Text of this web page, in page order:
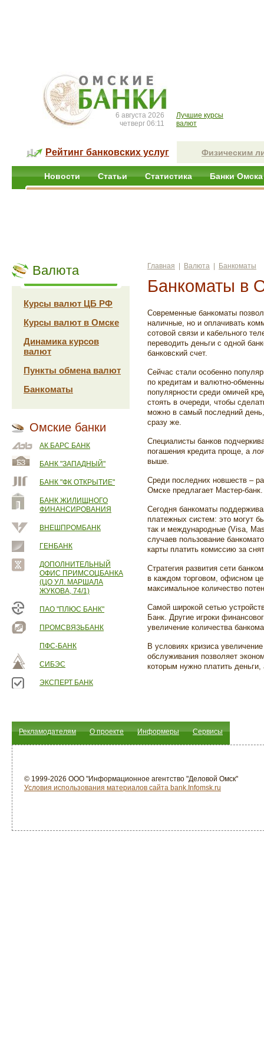
6 августа 2026
четверг 06:11
Лучшие курсы
валют
Рейтинг банковских услуг Физическим
Новости Статьи Статистика Банки Омска
Валюта
Курсы валют ЦБ РФ
Курсы валют в Омске
Динамика курсов
валют
Пункты обмена валют
Банкоматы
Омские банки
АК БАРС БАНК
БАНК "ЗАПАДНЫЙ"
БАНК "ФК ОТКРЫТИЕ"
БАНК ЖИЛИЩНОГО
ФИНАНСИРОВАНИЯ
ВНЕШПРОМБАНК
ГЕНБАНК
ДОПОЛНИТЕЛЬНЫЙ
ОФИС ПРИМСОЦБАНКА
(ЦО УЛ. МАРШАЛА
ЖУКОВА, 74/1)
ПАО "ПЛЮС БАНК"
ПРОМСВЯЗЬБАНК
ПФС-БАНК
СИБЭС
ЭКСПЕРТ БАНК
Главная Валюта Банкоматы
Банкоматы в
Современные банкоматы
наличные, но и оплачивать
сотовой связи и кабельного
переводить деньги с одной
банковский счет.
Сейчас стали особенно
по кредитам и валютно-
популярности среди омичей
стоять в очереди, чтобы
можно в самый последний день,
сразу же.
Специалисты банков
погашения кредита проще, а
выше.
Среди последних новшеств –
Омске предлагает Мастер-банк.
Сегодня банкоматы
платежных систем: это могут
так и международные (Visa,
случаев пользование
карты платить комиссию за
Стратегия развития сети
в каждом торговом, офисном
максимальное количество
Самой широкой сетью
Банк. Другие игроки
увеличение количества
В условиях кризиса
обслуживания позволяет
которым нужно платить
Рекламодателям О проекте Информеры Сервисы
© 1999-2026 ООО "Информационное агентство "Деловой Омск"
Условия использования материалов сайта bank.Infomsk.ru